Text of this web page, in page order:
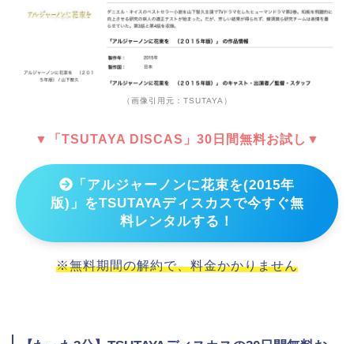
（画像引用元：TSUTAYA）
▼「TSUTAYA DISCAS」30日間無料お試し▼
「アルジャーノンに花束を(2015年
版)」をTSUTAYAディスカスで今すぐ無
料レンタルする！
※無料期間の解約で、料金かかりません